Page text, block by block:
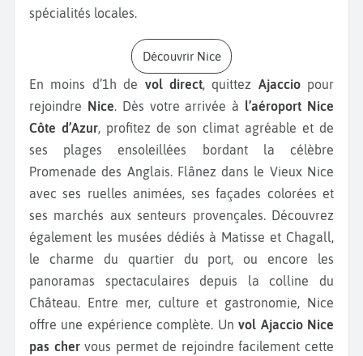
spécialités locales.
Découvrir Nice
En moins d’1h de vol direct, quittez Ajaccio pour
rejoindre
Nice. Dès votre arrivée à l’aéroport Nice
Côte d’Azur, profitez de son climat agréable et de
ses plages ensoleillées bordant la célèbre
Promenade des Anglais. Flânez dans le Vieux Nice
avec ses ruelles animées, ses façades colorées et
ses marchés aux senteurs provençales. Découvrez
également les musées dédiés à Matisse et Chagall,
le charme du quartier du port, ou encore les
panoramas spectaculaires depuis la colline du
Château. Entre mer, culture et gastronomie, Nice
offre une expérience complète. Unvol Ajaccio Nice
pas chervous permet de rejoindre facilement cette